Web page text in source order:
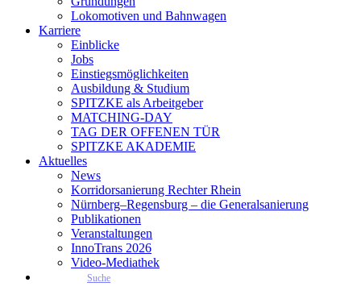
Lokomotiven und Bahnwagen
Karriere
Einblicke
Jobs
Einstiegsmöglichkeiten
Ausbildung & Studium
SPITZKE als Arbeitgeber
MATCHING-DAY
TAG DER OFFENEN TÜR
SPITZKE AKADEMIE
Aktuelles
News
Korridorsanierung Rechter Rhein
Nürnberg–Regensburg – die Generalsanierung
Publikationen
Veranstaltungen
InnoTrans 2026
Video-Mediathek
Suche